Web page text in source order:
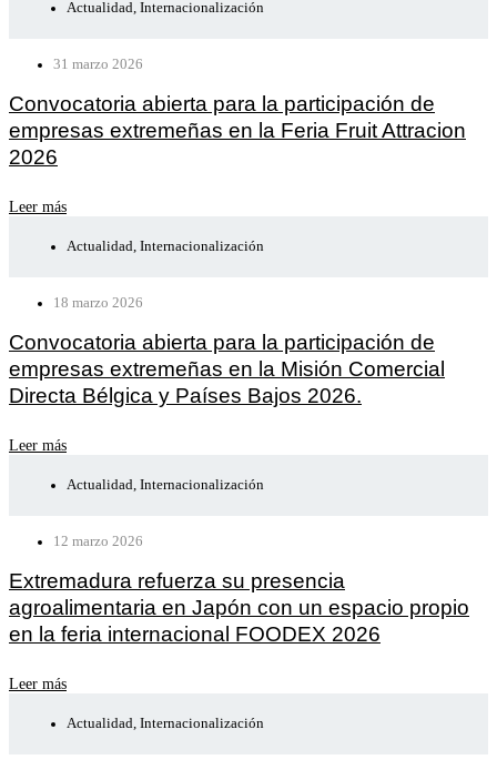
Actualidad, Internacionalización
31 marzo 2026
Convocatoria abierta para la participación de
empresas extremeñas en la Feria Fruit Attracion
2026
Leer más
Actualidad, Internacionalización
18 marzo 2026
Convocatoria abierta para la participación de
empresas extremeñas en la Misión Comercial
Directa Bélgica y Países Bajos 2026.
Leer más
Actualidad Internacionalización
12 marzo 2026
Extremadura refuerza su presencia
agroalimentaria en Japón con un espacio propio
en la feria internacional FOODEX 2026
Leer más
Actualidad Internacionalización